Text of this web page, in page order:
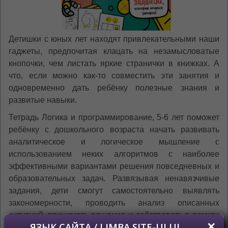
Детишки с юных лет находят привлекательными наши
гаджеты, предпочитая клацать на незамысловатые
кнопочки, чем листать яркие странички в книжках. А
что, если можно как-то совместить эти занятия и
одновременно дать ребёнку полезные знания и
развитые навыки.
Тетрадь Логика и программирование, 5-6 лет поможет
ребёнку с дошкольного возраста начать развивать
аналитическое и логическое мышление с
использованием неких алгоритмов с наиболее
эффективными вариантами решения повседневных и
образовательных задач. Развязывая ненавязчивые
задания, дети смогут самостоятельно выявлять
закономерности, проводить анализ описанных
ситуаций, принимать решения и действовать в рамках